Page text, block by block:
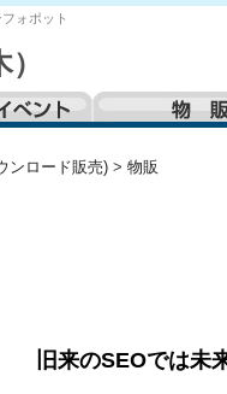
ォポット
ンロード販売) > 物販
旧来のSEOでは未